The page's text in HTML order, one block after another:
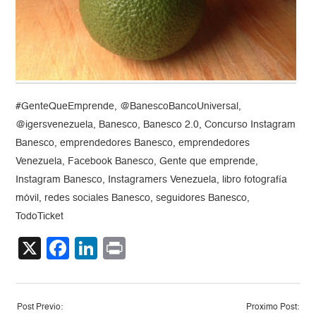
#GenteQueEmprende, @BanescoBancoUniversal,
@igersvenezuela, Banesco, Banesco 2.0, Concurso Instagram
Banesco, emprendedores Banesco, emprendedores
Venezuela, Facebook Banesco, Gente que emprende,
Instagram Banesco, Instagramers Venezuela, libro fotografía
móvil, redes sociales Banesco, seguidores Banesco,
TodoTicket
X Facebook
LinkedIn
Post Previo: Proximo Post: